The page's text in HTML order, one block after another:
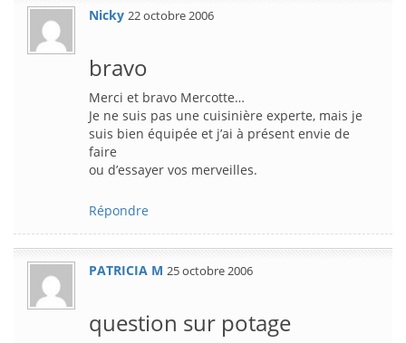
Nicky 22 octobre 2006
bravo
Merci et bravo Mercotte…
Je ne suis pas une cuisinière experte, mais je
suis bien équipée et j’ai à présent envie de
faire
ou d’essayer vos merveilles.
Répondre
PATRICIA M 25 octobre 2006
question sur potage